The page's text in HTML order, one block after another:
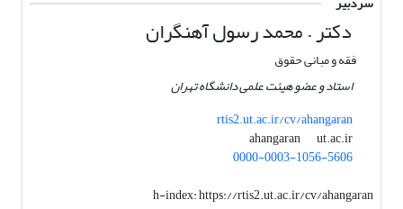
دکتر . محمد رسول آهنگران
فقه و مبانی حقوق
استاد و عضو هیئت علمی دانشگاه تهران
rtis2.ut.ac.ir/cv/ahangaran
ahangaran
ut.ac.ir
0000-0003-1056-5606
h-index:https://rtis2.ut.ac.ir/cv/ahangaran